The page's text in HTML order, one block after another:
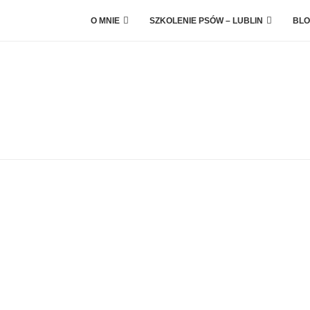
O MNIE SZKOLENIE PSÓW – LUBLIN